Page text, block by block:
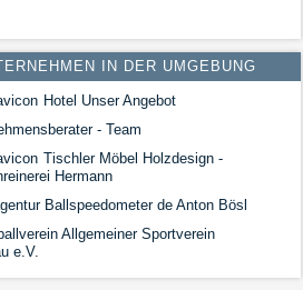
IN DER UMGEBUNG
Hotel Unser Angebot
- Team
Tischler Möbel Holzdesign -
Hermann
Ballspeedometer de Anton Bösl
Allgemeiner Sportverein
e.V.